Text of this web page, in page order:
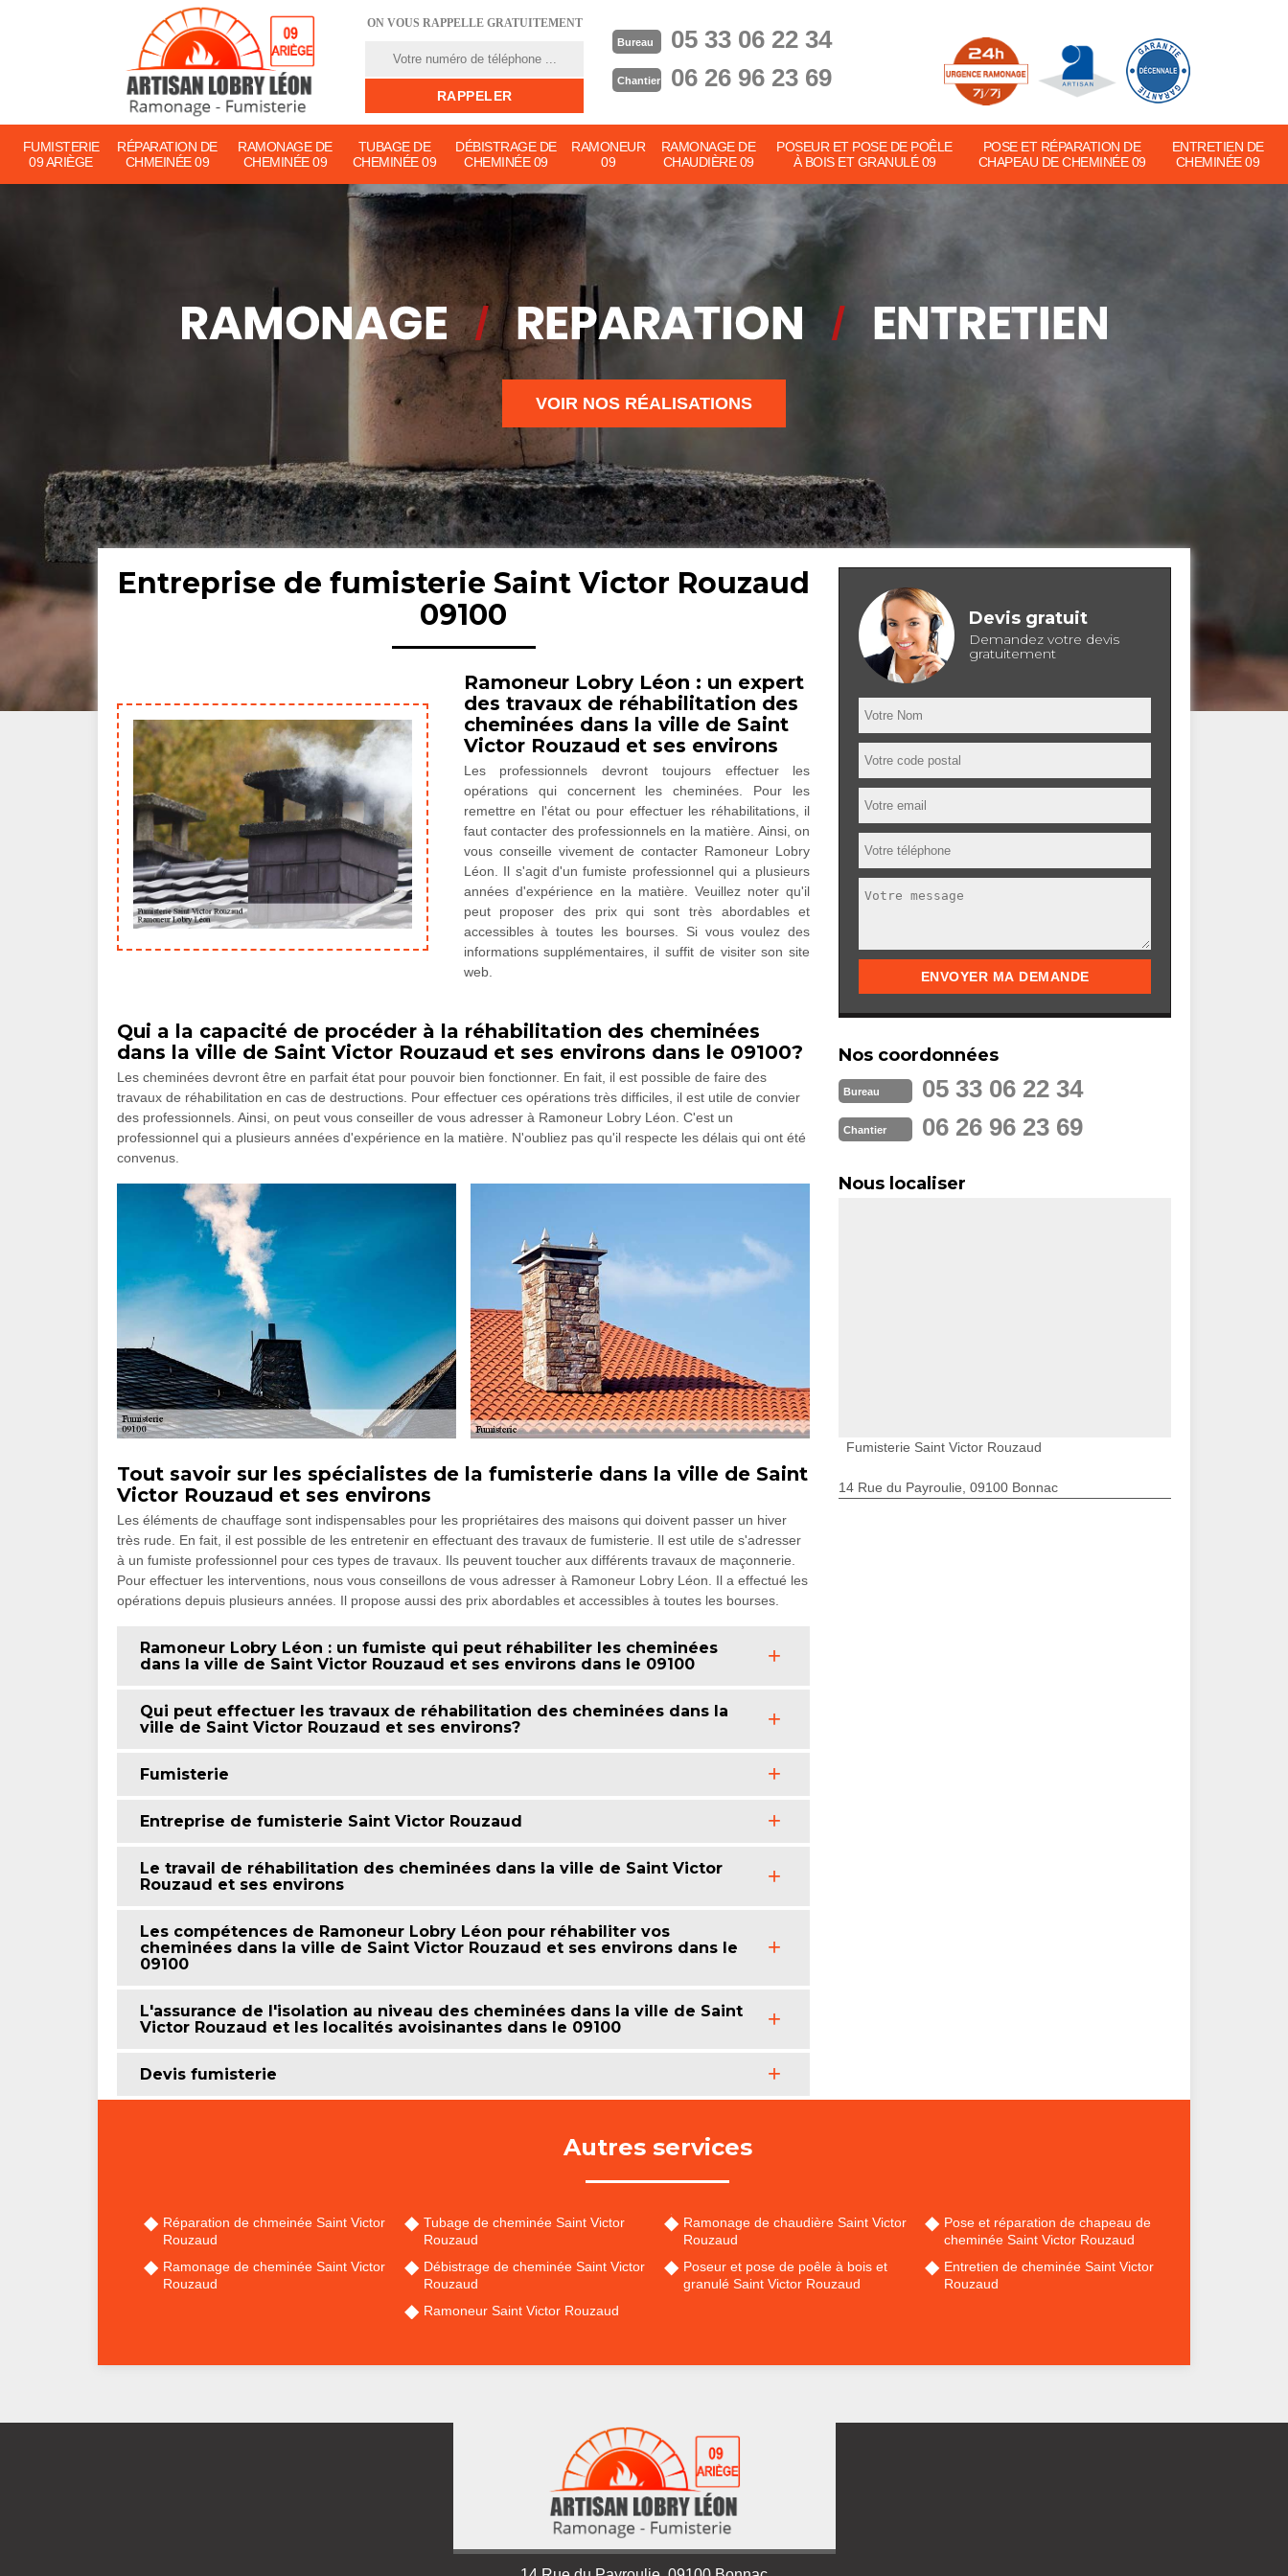
ON VOUS RAPPELLE GRATUITEMENT
Bureau 05 33 06 22 34
Chantier 06 26 96 23 69
FUMISTERIE
09 ARIÈGE
RÉPARATION DE
CHMEINÉE 09
RAMONAGE DE
CHEMINÉE 09
TUBAGE DE
CHEMINÉE 09
DÉBISTRAGE DE
CHEMINÉE 09
RAMONEUR
09
RAMONAGE DE
CHAUDIÈRE 09
POSEUR ET POSE DE POÊLE
À BOIS ET GRANULÉ 09
POSE ET RÉPARATION DE
CHAPEAU DE CHEMINÉE 09
ENTRETIEN DE
CHEMINÉE 09
VOIR NOS RÉALISATIONS
Entreprise de fumisterie Saint Victor Rouzaud
09100
Ramoneur Lobry Léon : un expert
des travaux de réhabilitation des
cheminées dans la ville de Saint
Victor Rouzaud et ses environs
Les professionnels devront toujours effectuer les
opérations qui concernent les cheminées. Pour les
remettre en l'état ou pour effectuer les réhabilitations, il
faut contacter des professionnels en la matière. Ainsi, on
vous conseille vivement de contacter Ramoneur Lobry
Léon. Il s'agit d'un fumiste professionnel qui a plusieurs
années d'expérience en la matière. Veuillez noter qu'il
peut proposer des prix qui sont très abordables et
accessibles à toutes les bourses. Si vous voulez des
informations supplémentaires, il suffit de visiter son site
web.
Qui a la capacité de procéder à la réhabilitation des cheminées
dans la ville de Saint Victor Rouzaud et ses environs dans le 09100?
Les cheminées devront être en parfait état pour pouvoir bien fonctionner. En fait, il est possible de faire des
travaux de réhabilitation en cas de destructions. Pour effectuer ces opérations très difficiles, il est utile de convier
des professionnels. Ainsi, on peut vous conseiller de vous adresser à Ramoneur Lobry Léon. C'est un
professionnel qui a plusieurs années d'expérience en la matière. N'oubliez pas qu'il respecte les délais qui ont été
convenus.
Tout savoir sur les spécialistes de la fumisterie dans la ville de Saint
Victor Rouzaud et ses environs
Les éléments de chauffage sont indispensables pour les propriétaires des maisons qui doivent passer un hiver
très rude. En fait, il est possible de les entretenir en effectuant des travaux de fumisterie. Il est utile de s'adresser
à un fumiste professionnel pour ces types de travaux. Ils peuvent toucher aux différents travaux de maçonnerie.
Pour effectuer les interventions, nous vous conseillons de vous adresser à Ramoneur Lobry Léon. Il a effectué les
opérations depuis plusieurs années. Il propose aussi des prix abordables et accessibles à toutes les bourses.
Ramoneur Lobry Léon : un fumiste qui peut réhabiliter les cheminées
dans la ville de Saint Victor Rouzaud et ses environs dans le 09100
Qui peut effectuer les travaux de réhabilitation des cheminées dans la
ville de Saint Victor Rouzaud et ses environs?
Fumisterie
Entreprise de fumisterie Saint Victor Rouzaud
Le travail de réhabilitation des cheminées dans la ville de Saint Victor
Rouzaud et ses environs
Les compétences de Ramoneur Lobry Léon pour réhabiliter vos
cheminées dans la ville de Saint Victor Rouzaud et ses environs dans le
09100
L'assurance de l'isolation au niveau des cheminées dans la ville de Saint
Victor Rouzaud et les localités avoisinantes dans le 09100
Devis fumisterie
Devis gratuit
Demandez votre devis
gratuitement
Nos coordonnées
Bureau 05 33 06 22 34
Chantier 06 26 96 23 69
Nous localiser
Fumisterie Saint Victor Rouzaud
14 Rue du Payroulie, 09100 Bonnac
Autres services
Réparation de chmeinée Saint Victor
Rouzaud
Ramonage de cheminée Saint Victor
Rouzaud
Tubage de cheminée Saint Victor
Rouzaud
Débistrage de cheminée Saint Victor
Rouzaud
Ramoneur Saint Victor Rouzaud
Ramonage de chaudière Saint Victor
Rouzaud
Poseur et pose de poêle à bois et
granulé Saint Victor Rouzaud
Pose et réparation de chapeau de
cheminée Saint Victor Rouzaud
Entretien de cheminée Saint Victor
Rouzaud